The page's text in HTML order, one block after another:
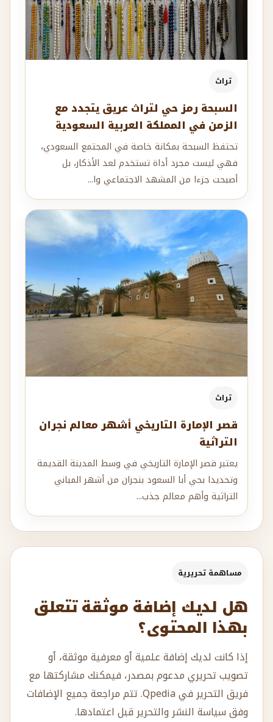
تراث
السبحة رمز حي لتراث عريق يتجدد مع
الزمن في المملكة العربية السعودية
تحتفظ السبحة بمكانة خاصة في المجتمع السعودي،
فهي ليست مجرد أداة تستخدم لعد الأذكار، بل
أصبحت جزءا من المشهد الاجتماعي وا...
تراث
قصر الإمارة التاريخي أشهر معالم نجران
التراثية
يعتبر قصر الإمارة التاريخي في وسط المدينة القديمة
وتحديدا بحي أبا السعود بنجران من أشهر المباني
التراثية وأهم معالم جذب...
مساهمة تحريرية
هل لديك إضافة موثقة تتعلق
بهذا المحتوى؟
إذا كانت لديك إضافة علمية أو معرفية موثقة، أو
تصويب تحريري مدعوم بمصدر، فيمكنك مشاركتها مع
فريق التحرير في Qpedia. تتم مراجعة جميع الإضافات
وفق سياسة النشر والتحرير قبل اعتمادها.